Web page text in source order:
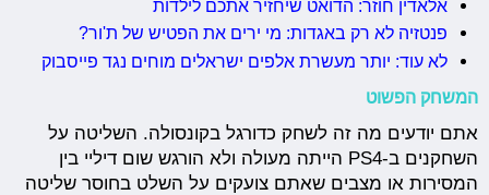
אלאדין חוזר: הדואט שיחזיר אתכם לילדות
פנטזיה לא רק באגדות: מי ירים את הפטיש של ת'ור?
לא עוד: יותר מעשרת אלפים ישראלים מוחים נגד פייסבוק
המשחק הפשוט
אתם יודעים מה זה לשחק כדורגל בקונסולה. השליטה על
השחקנים ב-PS4 הייתה מעולה ולא הורגש שום דיליי בין
המסירות או מצבים שאתם צועקים על השלט בחוסר שליטה